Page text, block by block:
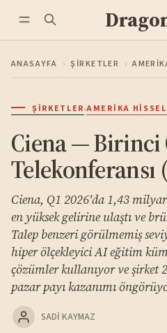
ANASAYFA › ŞIRKETLER ›
ŞIRKETLER·AMERIKA
Ciena — Birinci
Telekonferansı
Ciena, Q1 2026'da 1,43
en yüksek gelirine ulaştı ve
Talep benzeri görülmemiş
hiper ölçekleyici AI eğitim
çözümler kullanıyor ve şirket
pazar payı kazanımı
SADI KAYMAZ